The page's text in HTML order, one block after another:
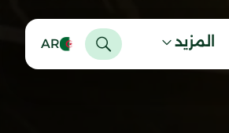
المزيد AR